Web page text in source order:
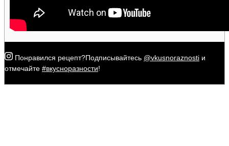
Понравился рецепт?Подписывайтесь @vkusnoraznosti и
отмечайте #вкусноразности!